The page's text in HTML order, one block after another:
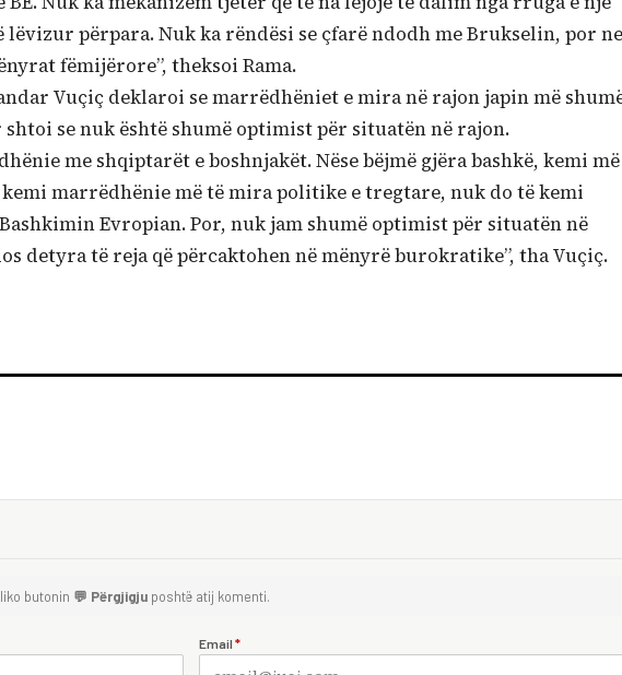
përpara. Nuk ka rëndësi se çfarë ndodh me Brukselin, por ne
fëmijërore”, theksoi Rama.
Vuçiç deklaroi se marrëdhëniet e mira në rajon japin më
se nuk është shumë optimist për situatën në rajon.
me shqiptarët e boshnjakët. Nëse bëjmë gjëra bashkë, kemi më
kemi marrëdhënie më të mira politike e tregtare, nuk do të kemi
Evropian. Por, nuk jam shumë optimist për situatën në
detyra të reja që përcaktohen në mënyrë burokratike”, tha Vuçiç.
butonin 💬 Përgjigju poshtë atij komenti.
Email *